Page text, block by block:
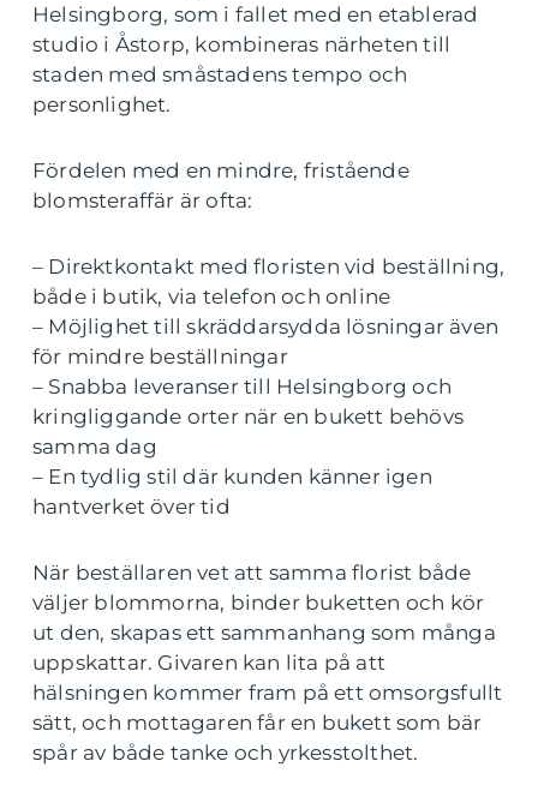
Helsingborg, som i fallet med en etablerad
studio i Åstorp, kombineras närheten till
staden med småstadens tempo och
personlighet.
Fördelen med en mindre, fristående
blomsteraffär är ofta:
– Direktkontakt med floristen vid beställning,
både i butik, via telefon och online
– Möjlighet till skräddarsydda lösningar även
för mindre beställningar
– Snabba leveranser till Helsingborg och
kringliggande orter när en bukett behövs
samma dag
– En tydlig stil där kunden känner igen
hantverket över tid
När beställaren vet att samma florist både
väljer blommorna, binder buketten och kör
ut den, skapas ett sammanhang som många
uppskattar. Givaren kan lita på att
hälsningen kommer fram på ett omsorgsfullt
sätt, och mottagaren får en bukett som bär
spår av både tanke och yrkesstolthet.